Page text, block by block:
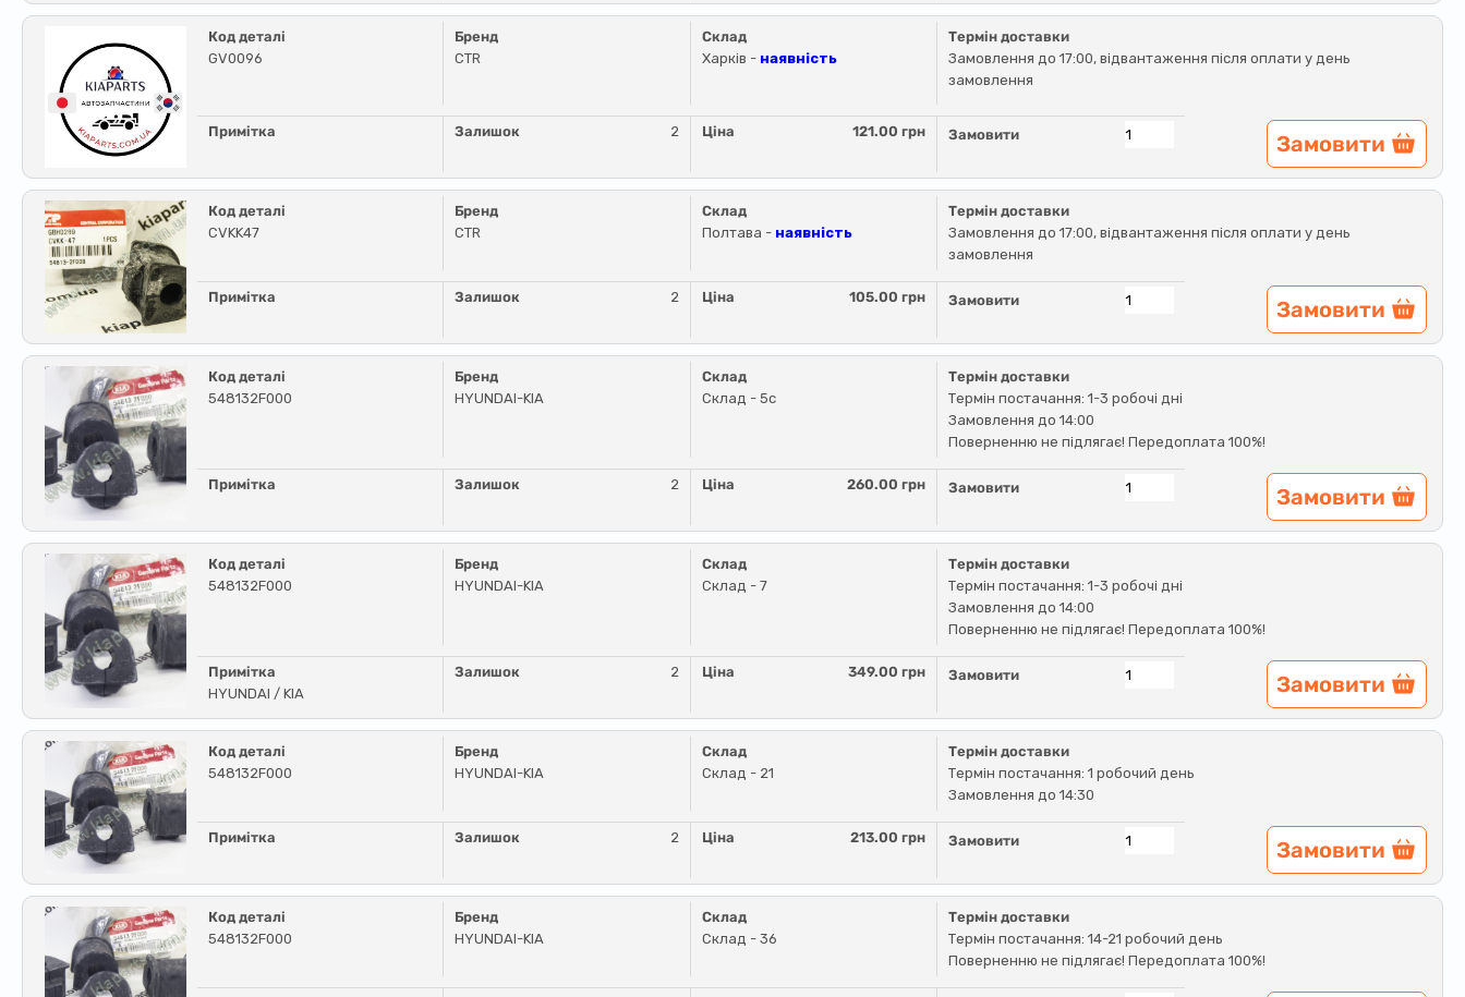
Код деталі
GV0096
Бренд
CTR
Склад
Харків - наявність
Термін доставки
Замовлення до 17:00, відвантаження після оплати у день
замовлення
Примітка Залишок 2 Ціна 121.00 грн Замовити Замовити
Код деталі
CVKK47
Бренд
CTR
Склад
Полтава - наявність
Термін доставки
Замовлення до 17:00, відвантаження після оплати у день
замовлення
Примітка Залишок 2 Ціна 105.00 грн Замовити Замовити
Код деталі
548132F000
Бренд
HYUNDAI-KIA
Склад
Склад - 5c
Термін доставки
Термін постачання: 1-3 робочі дні
Замовлення до 14:00
Поверненню не підлягає! Передоплата 100%!
Примітка Залишок 2 Ціна 260.00 грн Замовити Замовити
Код деталі
548132F000
Бренд
HYUNDAI-KIA
Склад
Склад - 7
Термін доставки
Термін постачання: 1-3 робочі дні
Замовлення до 14:00
Поверненню не підлягає! Передоплата 100%!
Примітка
HYUNDAI / KIA
Залишок 2 Ціна 349.00 грн Замовити Замовити
Код деталі
548132F000
Бренд
HYUNDAI-KIA
Склад
Склад - 21
Термін доставки
Термін постачання: 1 робочий день
Замовлення до 14:30
Примітка Залишок 2 Ціна 213.00 грн Замовити Замовити
Код деталі
548132F000
Бренд
HYUNDAI-KIA
Склад
Склад - 36
Термін доставки
Термін постачання: 14-21 робочий день
Поверненню не підлягає! Передоплата 100%!